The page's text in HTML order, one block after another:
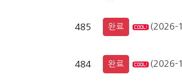
485 완료 (2026-
484 완료 (2026-